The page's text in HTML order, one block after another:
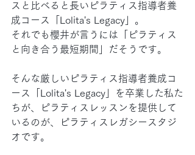
スと比べると長いピラティス指導者養
成コース「Lolita's Legacy」。
それでも櫻井が言うには「ピラティス
と向き合う最短期間」だそうです。
そんな厳しいピラティス指導者養成コ
ース「Lolita's Legacy」を卒業した私た
ちが、ピラティスレッスンを提供して
いるのが、ピラティスレガシースタジ
オです。